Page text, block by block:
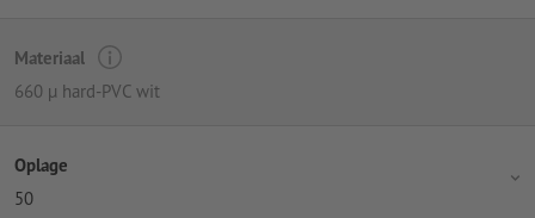
Materiaal
660 µ hard-PVC wit
Oplage
50